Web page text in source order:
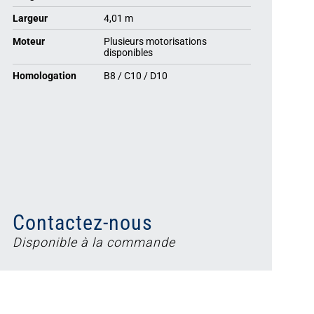
Largeur 4,01 m
Moteur
Plusieurs motorisations
disponibles
Homologation B8 / C10 / D10
Contactez-nous
Disponible à la commande